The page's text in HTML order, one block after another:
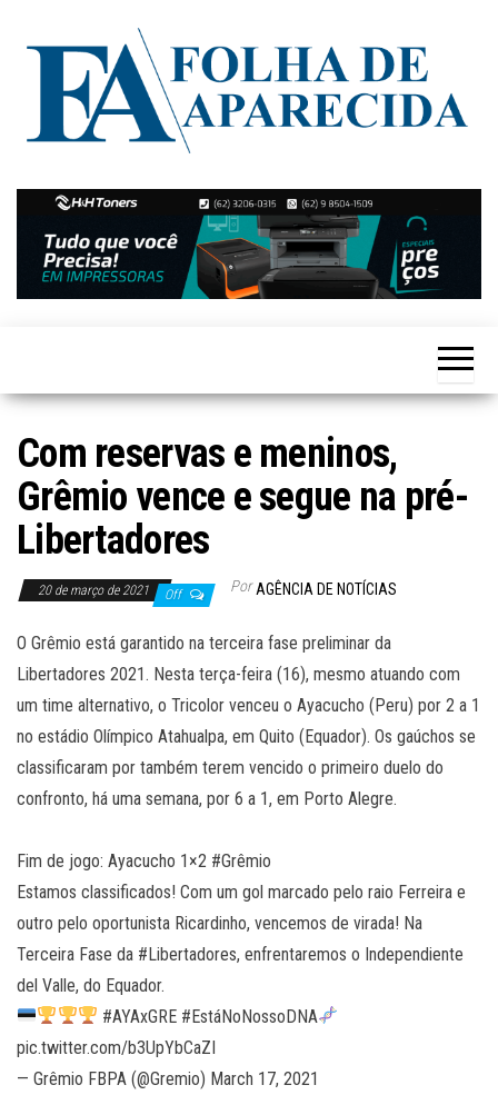
Folha de
Aparecida
Notícias
de
Aparecida
de
Goiânia
Com reservas e meninos,
Grêmio vence e segue na pré-
Libertadores
20 de março de 2021 Off Por AGÊNCIA DE NOTÍCIAS
O Grêmio está garantido na terceira fase preliminar da
Libertadores 2021. Nesta terça-feira (16), mesmo atuando com
um time alternativo, o Tricolor venceu o Ayacucho (Peru) por 2 a 1
no estádio Olímpico Atahualpa, em Quito (Equador). Os gaúchos se
classificaram por também terem vencido o primeiro duelo do
confronto, há uma semana, por 6 a 1, em Porto Alegre.
Fim de jogo: Ayacucho 1×2 #Grêmio
Estamos classificados! Com um gol marcado pelo raio Ferreira e
outro pelo oportunista Ricardinho, vencemos de virada! Na
Terceira Fase da #Libertadores, enfrentaremos o Independiente
del Valle, do Equador.
#AYAxGRE #EstáNoNossoDNA
pic.twitter.com/b3UpYbCaZI
— Grêmio FBPA (@Gremio) March 17, 2021